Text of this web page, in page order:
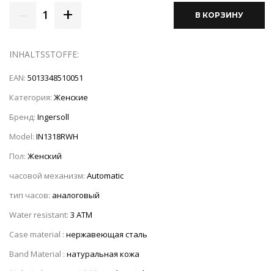
1 + В КОРЗИНУ
INHALTSSTOFFE:
EAN: 5013348510051
Категория: Женские
Бренд: Ingersoll
Model: IN1318RWH
Пол: Женский
часовой механизм: Automatic
тип часов: аналоговый
Water resistant: 3 ATM
Case material : нержавеющая сталь
Band Material : натуральная кожа